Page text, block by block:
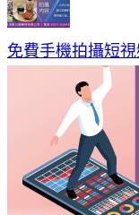
免費手機拍攝短